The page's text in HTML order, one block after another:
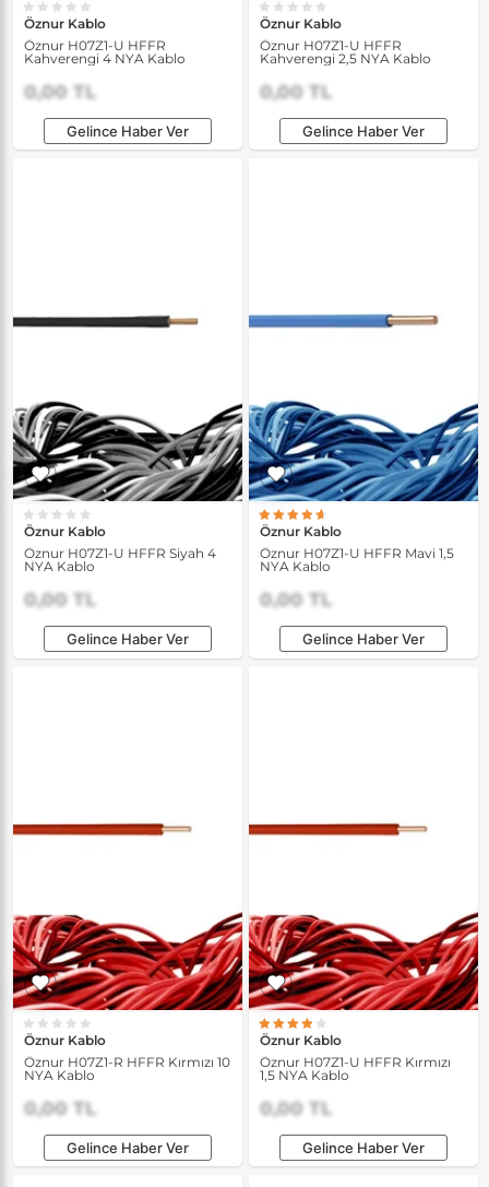
Öznur Kablo
Öznur H07Z1-U HFFR
Kahverengi 4 NYA Kablo
0,00 TL
Gelince Haber Ver
Öznur Kablo
Öznur H07Z1-U HFFR
Kahverengi 2,5 NYA Kablo
0,00 TL
Gelince Haber Ver
Öznur Kablo
Öznur H07Z1-U HFFR Siyah 4
NYA Kablo
0,00 TL
Gelince Haber Ver
Öznur Kablo
Öznur H07Z1-U HFFR Mavi 1,5
NYA Kablo
0,00 TL
Gelince Haber Ver
Öznur Kablo
Öznur H07Z1-R HFFR Kırmızı 10
NYA Kablo
0,00 TL
Gelince Haber Ver
Öznur Kablo
Öznur H07Z1-U HFFR Kırmızı
1,5 NYA Kablo
0,00 TL
Gelince Haber Ver